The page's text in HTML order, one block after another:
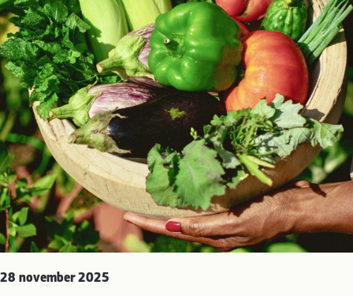
28 november 2025